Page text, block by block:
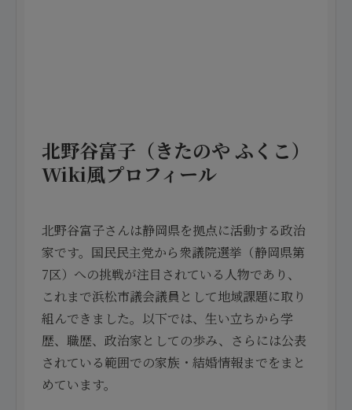
北野谷富子（きたのや ふくこ）
Wiki風プロフィール
北野谷富子さんは静岡県を拠点に活動する政治
家です。国民民主党から衆議院選挙（静岡県第
7区）への挑戦が注目されている人物であり、
これまで浜松市議会議員として地域課題に取り
組んできました。以下では、生い立ちから学
歴、職歴、政治家としての歩み、さらには公表
されている範囲での家族・結婚情報までをまと
めています。